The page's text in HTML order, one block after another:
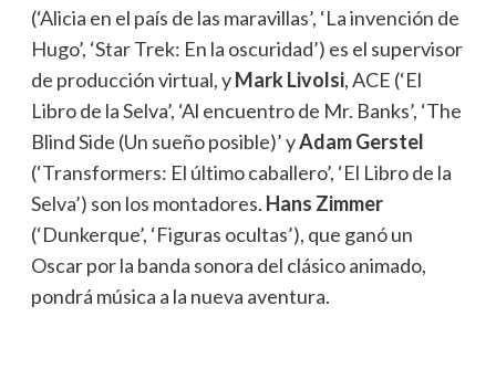
(‘Alicia en el país de las maravillas’, ‘La invención de
Hugo’, ‘Star Trek: En la oscuridad’) es el supervisor
de producción virtual, yMark Livolsi, ACE (‘El
Libro de la Selva’, ‘Al encuentro de Mr. Banks’, ‘The
Blind Side (Un sueño posible)’ yAdam Gerstel
(‘Transformers: El último caballero’, ‘El Libro de la
Selva’) son los montadores. Hans Zimmer
(‘Dunkerque’, ‘Figuras ocultas’), que ganó un
Oscar por la banda sonora del clásico animado,
pondrá música a la nueva aventura.